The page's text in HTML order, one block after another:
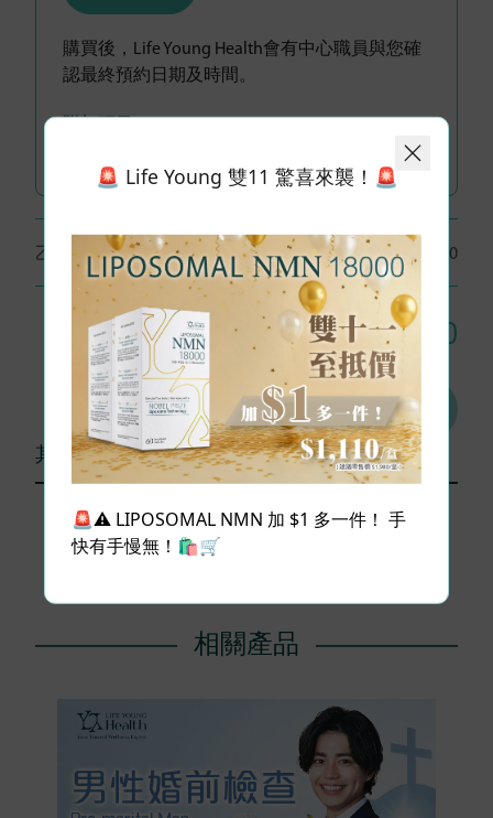
購買後，Life Young Health會有中心職員與您確
認最終預約日期及時間。
乙型肝炎綜合健康檢查 人數： 1 位 $1,100
總額: HK$1,100
加入購物車
其他用戶評論 (0)
相關產品
🚨 Life Young 雙11 驚喜來襲！🚨
🚨⚠️ LIPOSOMAL NMN 加 $1 多一件！ 手
快有手慢無！🛍️🛒